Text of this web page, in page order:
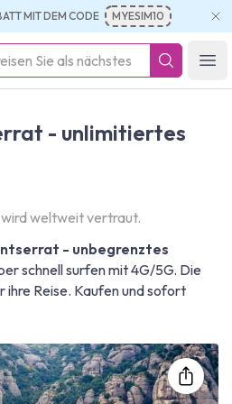
MIT DEM CODE MYESIM10
- unlimitiertes
weltweit vertraut.
- unbegrenztes
schnell surfen mit 4G/5G. Die
Reise. Kaufen und sofort